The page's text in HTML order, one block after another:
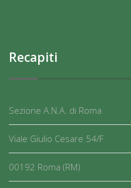
Recapiti
Sezione A.N.A. di Roma
Viale Giulio Cesare 54/F
00192 Roma (RM)